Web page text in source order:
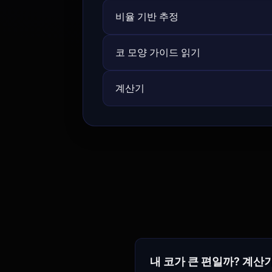
비율 기반 추정
코 모양 가이드 읽기
계산기
내 코가 큰 편일까? 계산기